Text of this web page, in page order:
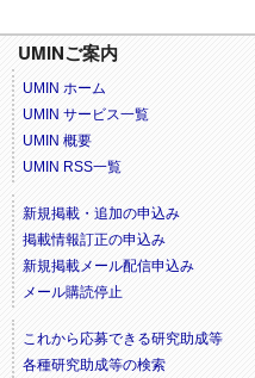
UMINご案内
UMIN ホーム
UMIN サービス一覧
UMIN 概要
UMIN RSS一覧
新規掲載・追加の申込み
掲載情報訂正の申込み
新規掲載メール配信申込み
メール購読停止
これから応募できる研究助成等
各種研究助成等の検索